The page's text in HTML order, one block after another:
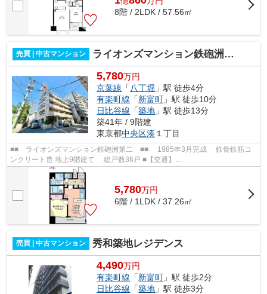
8階 / 2LDK / 57.56㎡
売買 | 中古マンション ライオンズマンション鉄砲洲第二
5,780万円
京葉線 「 八丁堀 」駅 徒歩4分
有楽町線 「新富町 」駅 徒歩10分
日比谷線 「築地 」駅 徒歩13分
築41年 / 9階建
東京都中央区湊 １丁目
■■ ライオンズマンション鉄砲洲第二 ■■ 1985年3月完成 鉄骨鉄筋コ
ンクリート造 地上9階建て 総戸数36戸 ■【交通】
━━━━━━━━━━━━━━━ 東京メトロ日比谷線・JR京葉線【八丁...
5,780万円
6階 / 1LDK / 37.26㎡
売買 | 中古マンション 秀和築地レジデンス
4,490万円
有楽町線 「新富町 」駅 徒歩2分
日比谷線 「築地 」駅 徒歩3分